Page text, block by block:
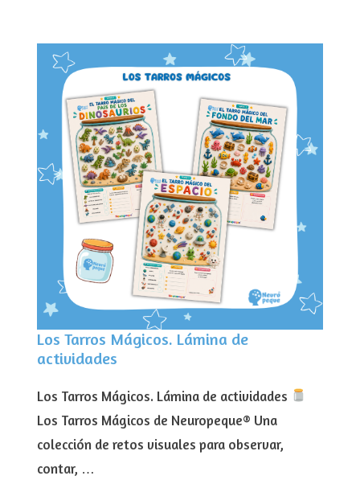
Los Tarros Mágicos. Lámina de
actividades
Los Tarros Mágicos. Lámina de actividades
Los Tarros Mágicos de Neuropeque® Una
colección de retos visuales para observar,
contar, …